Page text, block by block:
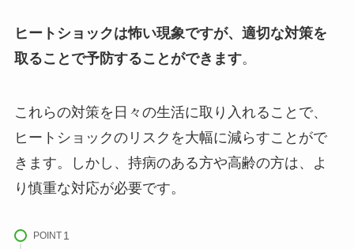
ヒートショックは怖い現象ですが、適切な対策を
取ることで予防することができます。
これらの対策を日々の生活に取り入れることで、
ヒートショックのリスクを大幅に減らすことがで
きます。しかし、持病のある方や高齢の方は、よ
り慎重な対応が必要です。
POINT